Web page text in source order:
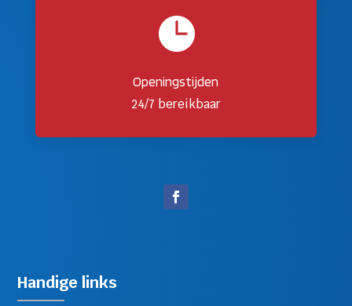

Openingstijden
24/7 bereikbaar
Handige links